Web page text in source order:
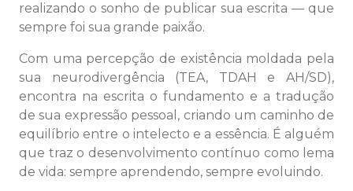
realizando o sonho de publicar sua escrita — que
sempre foi sua grande paixão.
Com uma percepção de existência moldada pela
sua neurodivergência (TEA, TDAH e AH/SD),
encontra na escrita o fundamento e a tradução
de sua expressão pessoal , criando um caminho de
equilíbrio entre o intelecto e a essência. É alguém
que traz o desenvolvimento contínuo como lema
de vida: sempre aprendendo, sempre evoluindo.